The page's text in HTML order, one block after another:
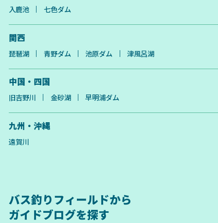
入鹿池 七色ダム
関西
琵琶湖 青野ダム 池原ダム 津風呂湖
中国・四国
旧吉野川 金砂湖 早明浦ダム
九州・沖縄
遠賀川
バス釣りフィールドから
ガイドブログを探す